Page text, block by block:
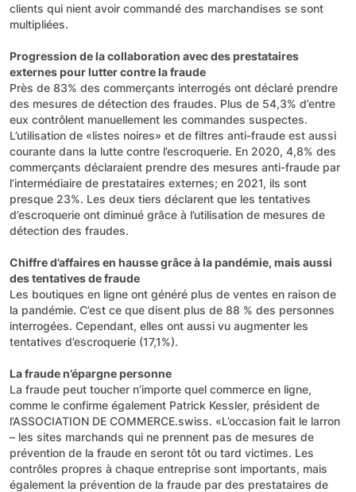
clients qui nient avoir commandé des marchandises se sont
multipliées.
Progression de la collaboration avec des prestataires
externes pour lutter contre la fraude
Près de 83% des commerçants interrogés ont déclaré prendre
des mesures de détection des fraudes. Plus de 54,3% d’entre
eux contrôlent manuellement les commandes suspectes.
L’utilisation de «listes noires» et de filtres anti-fraude est aussi
courante dans la lutte contre l’escroquerie. En 2020, 4,8% des
commerçants déclaraient prendre des mesures anti-fraude par
l’intermédiaire de prestataires externes; en 2021, ils sont
presque 23%. Les deux tiers déclarent que les tentatives
d’escroquerie ont diminué grâce à l’utilisation de mesures de
détection des fraudes.
Chiffre d’affaires en hausse grâce à la pandémie, mais aussi
des tentatives de fraude
Les boutiques en ligne ont généré plus de ventes en raison de
la pandémie. C’est ce que disent plus de 88 % des personnes
interrogées. Cependant, elles ont aussi vu augmenter les
tentatives d’escroquerie (17,1%).
La fraude n’épargne personne
La fraude peut toucher n’importe quel commerce en ligne,
comme le confirme également Patrick Kessler, président de
l’ASSOCIATION DE COMMERCE.swiss. «L’occasion fait le larron
– les sites marchands qui ne prennent pas de mesures de
prévention de la fraude en seront tôt ou tard victimes. Les
contrôles propres à chaque entreprise sont importants, mais
également la prévention de la fraude par des prestataires de